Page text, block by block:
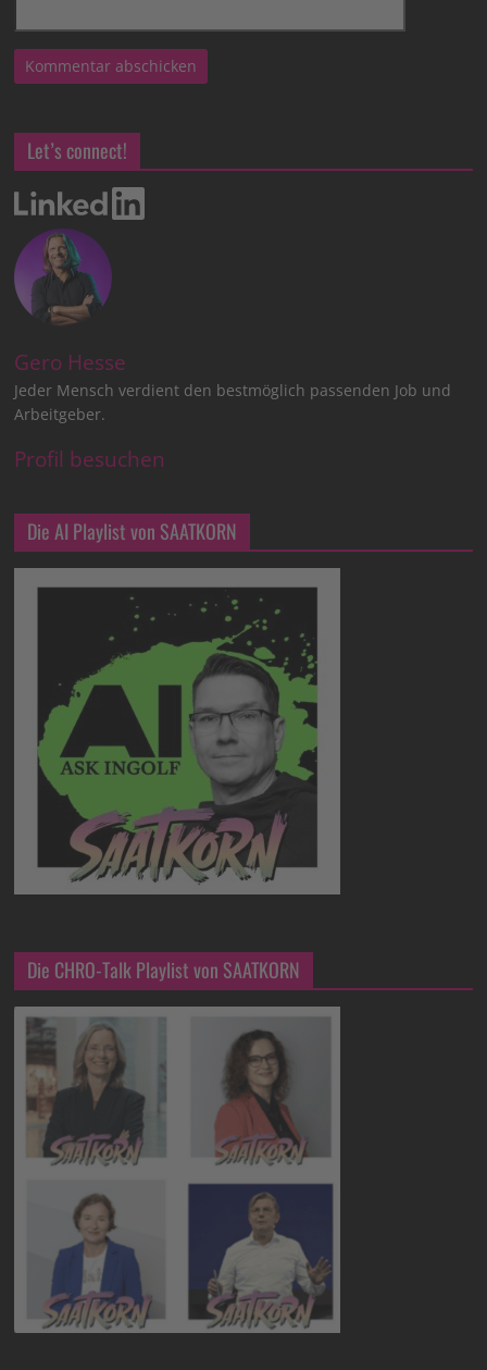
Let’s connect!
Gero Hesse
Jeder Mensch verdient den bestmöglich passenden Job und
Arbeitgeber.
Profil besuchen
Die AI Playlist von SAATKORN
Die CHRO-Talk Playlist von SAATKORN